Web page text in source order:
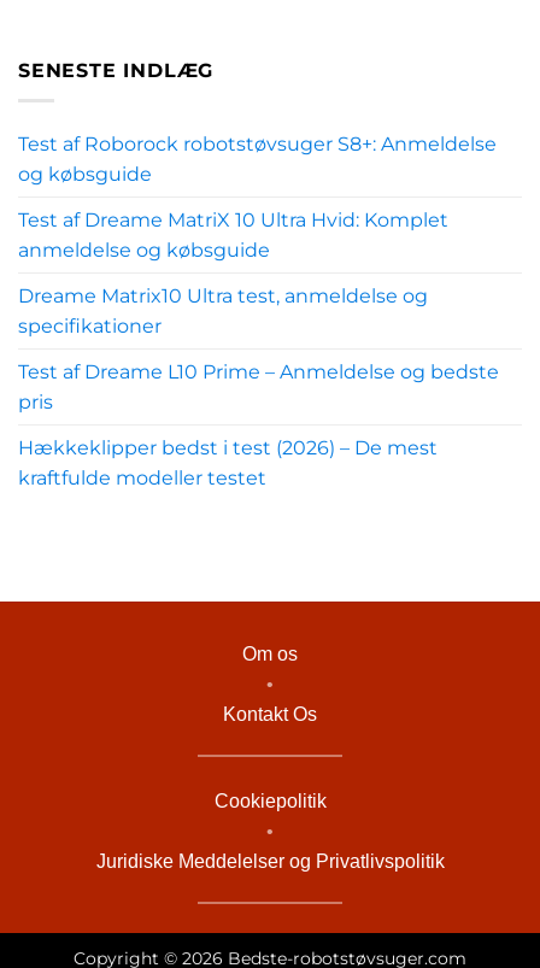
SENESTE INDLÆG
Test af Roborock robotstøvsuger S8+: Anmeldelse
og købsguide
Test af Dreame MatriX 10 Ultra Hvid: Komplet
anmeldelse og købsguide
Dreame Matrix10 Ultra test, anmeldelse og
specifikationer
Test af Dreame L10 Prime – Anmeldelse og bedste
pris
Hækkeklipper bedst i test (2026) – De mest
kraftfulde modeller testet
Om os
•
Kontakt Os
Cookiepolitik
•
Juridiske Meddelelser og Privatlivspolitik
Copyright © 2026 Bedste-robotstøvsuger.com